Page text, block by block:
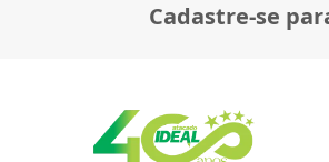
Cadastre-se